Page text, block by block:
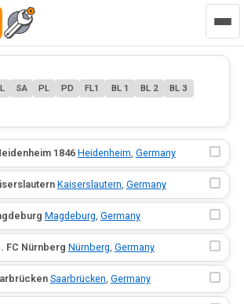
SA PL PD FL1 BL 1 BL 2
BL 3
1846·Heidenheim, Germany
·Kaiserslautern, Germany
·Magdeburg, Germany
FC Nürnberg·Nürnberg, Germany
·Saarbrücken, Germany